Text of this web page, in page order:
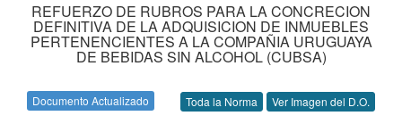
REFUERZO DE RUBROS PARA LA CONCRECION
DEFINITIVA DE LA ADQUISICION DE INMUEBLES
PERTENENCIENTES A LA COMPAÑIA URUGUAYA
DE BEBIDAS SIN ALCOHOL (CUBSA)
Documento Actualizado Toda la Norma Ver Imagen del D.O.